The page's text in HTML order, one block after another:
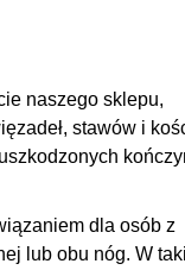
naszego sklepu,
stawów i
dla osób z
lub obu nóg. W